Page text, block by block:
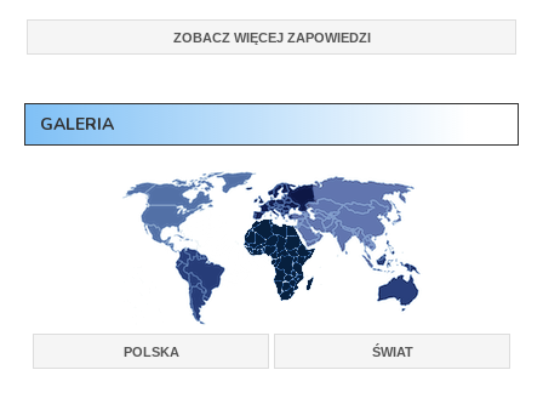
ZOBACZ WIĘCEJ ZAPOWIEDZI
GALERIA
POLSKA ŚWIAT